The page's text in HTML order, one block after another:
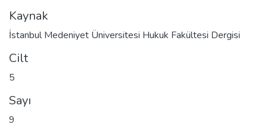
Kaynak
İstanbul Medeniyet Üniversitesi Hukuk Fakültesi Dergisi
Cilt
5
Sayı
9